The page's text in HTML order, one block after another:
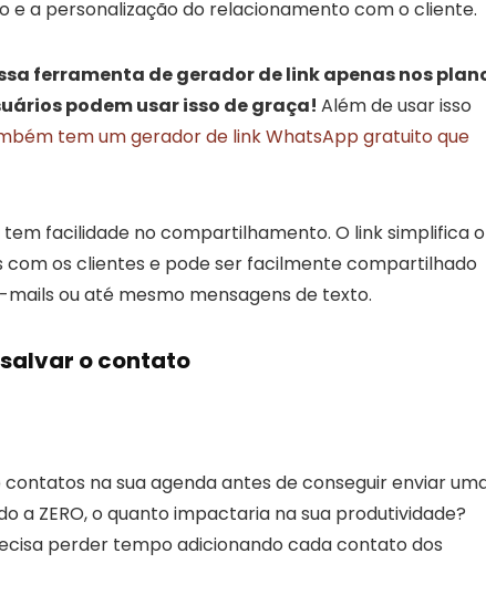
e a personalização do relacionamento com o cliente.
ferramenta de gerador de link apenas nos
podem usar isso de graça! Além de usar isso
tem um gerador de link WhatsApp gratuito que
facilidade no compartilhamento. O link simplifica o
os clientes e pode ser facilmente compartilhado
ou até mesmo mensagens de texto.
o contato
na sua agenda antes de conseguir enviar
a ZERO, o quanto impactaria na sua produtividade?
perder tempo adicionando cada contato dos